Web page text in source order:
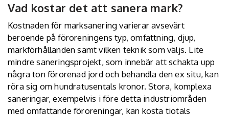
Vad kostar det att sanera mark?
Kostnaden för marksanering varierar avsevärt
beroende på föroreningens typ, omfattning, djup,
markförhållanden samt vilken teknik som väljs. Lite
mindre saneringsprojekt, som innebär att schakta upp
några ton förorenad jord och behandla den ex situ, kan
röra sig om hundratusentals kronor. Stora, komplexa
saneringar, exempelvis i före detta industriområden
med omfattande föroreningar, kan kosta tiotals